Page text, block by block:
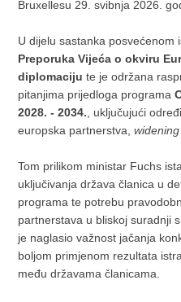
Bruxellesu 29. svibnja 2026.
U dijelu sastanka posvećenom
Preporuka Vijeća o okviru
diplomaciju te je održana
pitanjima prijedloga programa
2028. - 2034. , uključujući
europska partnerstva,widening
Tom prilikom ministar Fuchs
uključivanja država članica u
programa te potrebu
partnerstava u bliskoj suradnji
je naglasio važnost jačanja
boljom primjenom rezultata
među državama članicama.